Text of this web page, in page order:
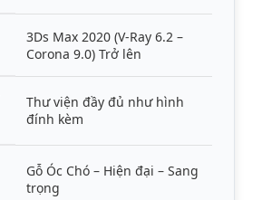
3Ds Max 2020 (V-Ray 6.2 –
Corona 9.0) Trở lên
Thư viện đầy đủ như hình
đính kèm
Gỗ Óc Chó – Hiện đại – Sang
trọng